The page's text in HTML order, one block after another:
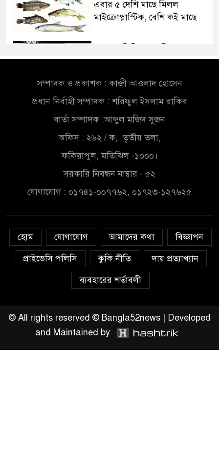
এবার ৫ দেশি মাছে মিলল
মাইক্রোপ্লাস্টিক, বেশি কই মাছে
খালেকের ইন্তেকাল
অগ্রযাত্রায় নতুন অধ্যায়
বাংলাদেশে বর্তমানে স্থিতিশীল
এখনই উপযুক্ত সময়
সরকার,প্রবাসীদের বিনিয়োগের
চাঁদপুরে মাটির নিচে গাঁজার ড্রাম,
মাদক কারবারি আটক
লুটপাট ও পাচারমুখী বাজেট
সংশোধনের দাবিতে ফরিদগঞ্জে
উঠান বৈঠক
সম্পাদক ও প্রকাশক : কাজী আওলাদ হোসেন
প্রধান নির্বাহী সম্পাদক : শরিফুল ইসলাম রাকিব
বার্তা সম্পাদক :আব্দুল মজিদ সুজন
অফিস : ২৬২ / ক, তৃতীয় তলা,
ফকিরাপুল, মতিঝিল -১০০০।
সরকারি নিবন্ধন নাম্বার - ৫২
যোগাযোগ : ০১৭৪১-০০৭৭৬২, ০১৭২৩-১২৭৬২৫
হোম যোগাযোগ আমাদের কথা
বিজ্ঞাপন
প্রাইভেসি পলিসি
কুকি নীতি
দায় প্রত্যাখ্যান
ব্যবহারের শর্তাবলী
© All rights reserved © Bangla52news | Developed
and Maintained by